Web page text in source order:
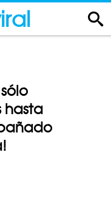
hasta